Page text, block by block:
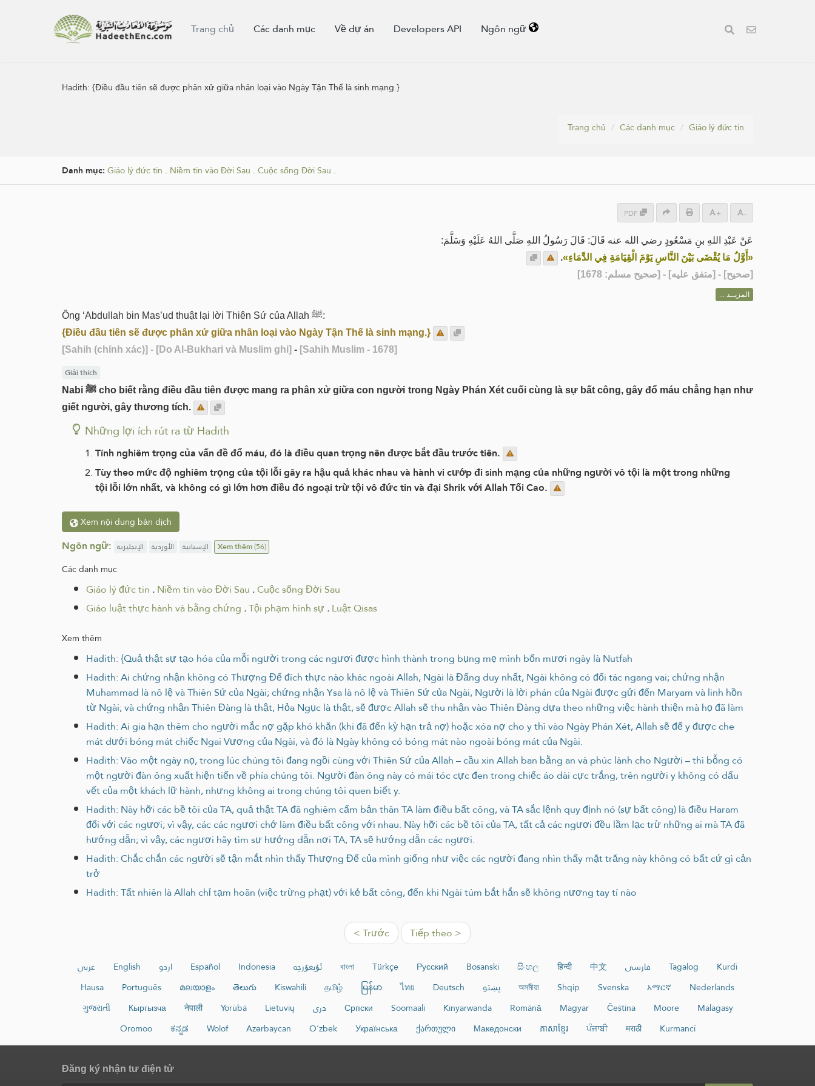
Trang chủ Các danh mục Về dự án Developers API Ngôn ngữ
Hadith:{Điều đầu tiên sẽ được phân xử giữa nhân loại vào Ngày Tận Thế là sinh mạng.}
Trang chủ Các danh mục Giáo lý đức tin
Danh mục: Giáo lý đức tin . Niềm tin vào Đời Sau . Cuộc sống Đời Sau .
PDF + -
عَنْ عَبْدِ اللهِ بنِ مَسْعُودٍ رضي الله عنه قَالَ: قَالَ رَسُولُ اللهِ صَلَّى اللهُ عَلَيْهِ وَسَلَّمَ:
«أَوَّلُ مَا يُقْضَى بَيْنَ النَّاسِ يَوْمَ الْقِيَامَةِ فِي الدِّمَاءِ».
[صحيح] - [متفق عليه] - [صحيح مسلم: 1678]
المزيــد ...
Ông ‘Abdullah bin Mas’ud thuật lại lời Thiên Sứ của Allah ﷺ:
{Điều đầu tiên sẽ được phân xử giữa nhân loại vào Ngày Tận Thế là sinh mạng.}
[Sahih (chính xác)] - [Do Al-Bukhari và Muslim ghi] - [Sahih Muslim - 1678]
Giải thích
Nabi ﷺ cho biết rằng điều đầu tiên được mang ra phân xử giữa con người trong Ngày Phán Xét cuối cùng là sự bất công, gây đổ máu chẳng hạn như
giết người, gây thương tích.
Những lợi ích rút ra từ Hadith
Tính nghiêm trọng của vấn đề đổ máu, đó là điều quan trọng nên được bắt đầu trước tiên.
Tùy theo mức độ nghiêm trọng của tội lỗi gây ra hậu quả khác nhau và hành vi cướp đi sinh mạng của những người vô tội là một trong những
tội lỗi lớn nhất, và không có gì lớn hơn điều đó ngoại trừ tội vô đức tin và đại Shrik với Allah Tối Cao.
Xem nội dung bản dịch
Ngôn ngữ: الإنجليزية الأوردية الإسبانية Xem thêm(56)
Các danh mục
Giáo lý đức tin .Niềm tin vào Đời Sau .Cuộc sống Đời Sau
Giáo luật thực hành và bằng chứng .Tội phạm hình sự.Luật Qisas
Xem thêm
Hadith: {Quả thật sự tạo hóa của mỗi người trong các ngươi được hình thành trong bụng mẹ mình bốn mươi ngày là Nutfah
Hadith: Ai chứng nhận không có Thượng Đế đích thực nào khác ngoài Allah, Ngài là Đấng duy nhất, Ngài không có đối tác ngang vai; chứng nhận
Muhammad là nô lệ và Thiên Sứ của Ngài; chứng nhận Ysa là nô lệ và Thiên Sứ của Ngài, Người là lời phán của Ngài được gửi đến Maryam và linh hồn
từ Ngài; và chứng nhận Thiên Đàng là thật, Hỏa Ngục là thật, sẽ được Allah sẽ thu nhận vào Thiên Đàng dựa theo những việc hành thiện mà họ đã làm
Hadith: Ai gia hạn thêm cho người mắc nợ gặp khó khăn (khi đã đến kỳ hạn trả nợ) hoặc xóa nợ cho y thì vào Ngày Phán Xét, Allah sẽ để y được che
mát dưới bóng mát chiếc Ngai Vương của Ngài, và đó là Ngày không có bóng mát nào ngoài bóng mát của Ngài.
Hadith: Vào một ngày nọ, trong lúc chúng tôi đang ngồi cùng với Thiên Sứ của Allah – cầu xin Allah ban bằng an và phúc lành cho Người – thì bỗng có
một người đàn ông xuất hiện tiến về phía chúng tôi. Người đàn ông này có mái tóc cực đen trong chiếc áo dài cực trắng, trên người y không có dấu
vết của một khách lữ hành, nhưng không ai trong chúng tôi quen biết y.
Hadith: Này hỡi các bề tôi của TA, quả thật TA đã nghiêm cấm bản thân TA làm điều bất công, và TA sắc lệnh quy định nó (sự bất công) là điều Haram
đối với các ngươi; vì vậy, các các ngươi chớ làm điều bất công với nhau. Này hỡi các bề tôi của TA, tất cả các ngươi đều lầm lạc trừ những ai mà TA đã
hướng dẫn; vì vậy, các ngươi hãy tìm sự hướng dẫn nơi TA, TA sẽ hướng dẫn các ngươi.
Hadith: Chắc chắn các người sẽ tận mắt nhìn thấy Thượng Đế của mình giống như việc các người đang nhìn thấy mặt trăng này không có bất cứ gì cản
trở
Hadith: Tất nhiên là Allah chỉ tạm hoãn (việc trừng phạt) với kẻ bất công, đến khi Ngài túm bắt hắn sẽ không nương tay tí nào
< Trước Tiếp theo >
عربي English اردو Español Indonesia ئۇيغۇرچە বাংলা Türkçe Русский Bosanski සිංහල हिन्दी 中文 فارسی Tagalog
Kurdî
Hausa
Português മലയാളം తెలుగు Kiswahili தமிழ் မြန်မာ ไทย Deutsch پښتو অসমীয়া Shqip Svenska አማርኛ
Nederlands
ગુજરાતી
Кыргызча नेपाली Yorùbá Lietuvių دری Српски Soomaali Kinyarwanda Română Magyar Čeština Moore
Malagasy
Oromoo
ಕನ್ನಡ Wolof Azərbaycan O‘zbek Українська ქართული Македонски ភាសាខ្មែរ ਪੰਜਾਬੀ मराठी Kurmancî
Đăng ký nhận tư điện tử